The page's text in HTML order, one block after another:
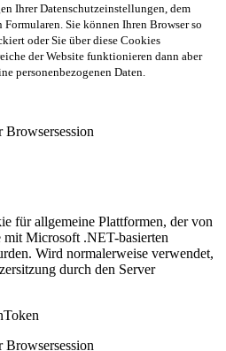
Ihrer Datenschutzeinstellungen, dem
Sie können Ihren Browser so
oder Sie über diese Cookies
der Website funktionieren dann aber
personenbezogenen Daten.
Browsersession
für allgemeine Plattformen, der von
Microsoft .NET-basierten
Wird normalerweise verwendet,
durch den Server
Browsersession